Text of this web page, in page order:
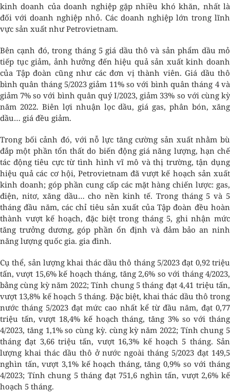
kinh doanh của doanh nghiệp gặp nhiều khó khăn, nhất là
đối với doanh nghiệp nhỏ. Các doanh nghiệp lớn trong lĩnh
vực sản xuất như Petrovietnam.
Bên cạnh đó, trong tháng 5 giá dầu thô và sản phẩm dầu mỏ
tiếp tục giảm, ảnh hưởng đến hiệu quả sản xuất kinh doanh
của Tập đoàn cũng như các đơn vị thành viên. Giá dầu thô
bình quân tháng 5/2023 giảm 11% so với bình quân tháng 4 và
giảm 7% so với bình quân quý I/2023, giảm 33% so với cùng kỳ
năm 2022. Biên lợi nhuận lọc dầu, giá gas, phân bón, xăng
dầu… giá đều giảm.
Trong bối cảnh đó, với nỗ lực tăng cường sản xuất nhằm bù
đắp một phần tổn thất do biến động giá năng lượng, hạn chế
tác động tiêu cực từ tình hình vĩ mô và thị trường, tận dụng
hiệu quả các cơ hội, Petrovietnam đã vượt kế hoạch sản xuất
kinh doanh; góp phần cung cấp các mặt hàng chiến lược: gas,
điện, nitơ, xăng dầu… cho nền kinh tế. Trong tháng 5 và 5
tháng đầu năm, các chỉ tiêu sản xuất của Tập đoàn đều hoàn
thành vượt kế hoạch, đặc biệt trong tháng 5, ghi nhận mức
tăng trưởng dương, góp phần ổn định và đảm bảo an ninh
năng lượng quốc gia. gia đình.
Cụ thể, sản lượng khai thác dầu thô tháng 5/2023 đạt 0,92 triệu
tấn, vượt 15,6% kế hoạch tháng, tăng 2,6% so với tháng 4/2023,
bằng cùng kỳ năm 2022; Tính chung 5 tháng đạt 4,41 triệu tấn,
vượt 13,8% kế hoạch 5 tháng. Đặc biệt, khai thác dầu thô trong
nước tháng 5/2023 đạt mức cao nhất kể từ đầu năm, đạt 0,77
triệu tấn, vượt 18,4% kế hoạch tháng, tăng 3% so với tháng
4/2023, tăng 1,1% so cùng kỳ. cùng kỳ năm 2022; Tính chung 5
tháng đạt 3,66 triệu tấn, vượt 16,3% kế hoạch 5 tháng. Sản
lượng khai thác dầu thô ở nước ngoài tháng 5/2023 đạt 149,5
nghìn tấn, vượt 3,1% kế hoạch tháng, tăng 0,9% so với tháng
4/2023; Tính chung 5 tháng đạt 751,6 nghìn tấn, vượt 2,6% kế
hoạch 5 tháng.